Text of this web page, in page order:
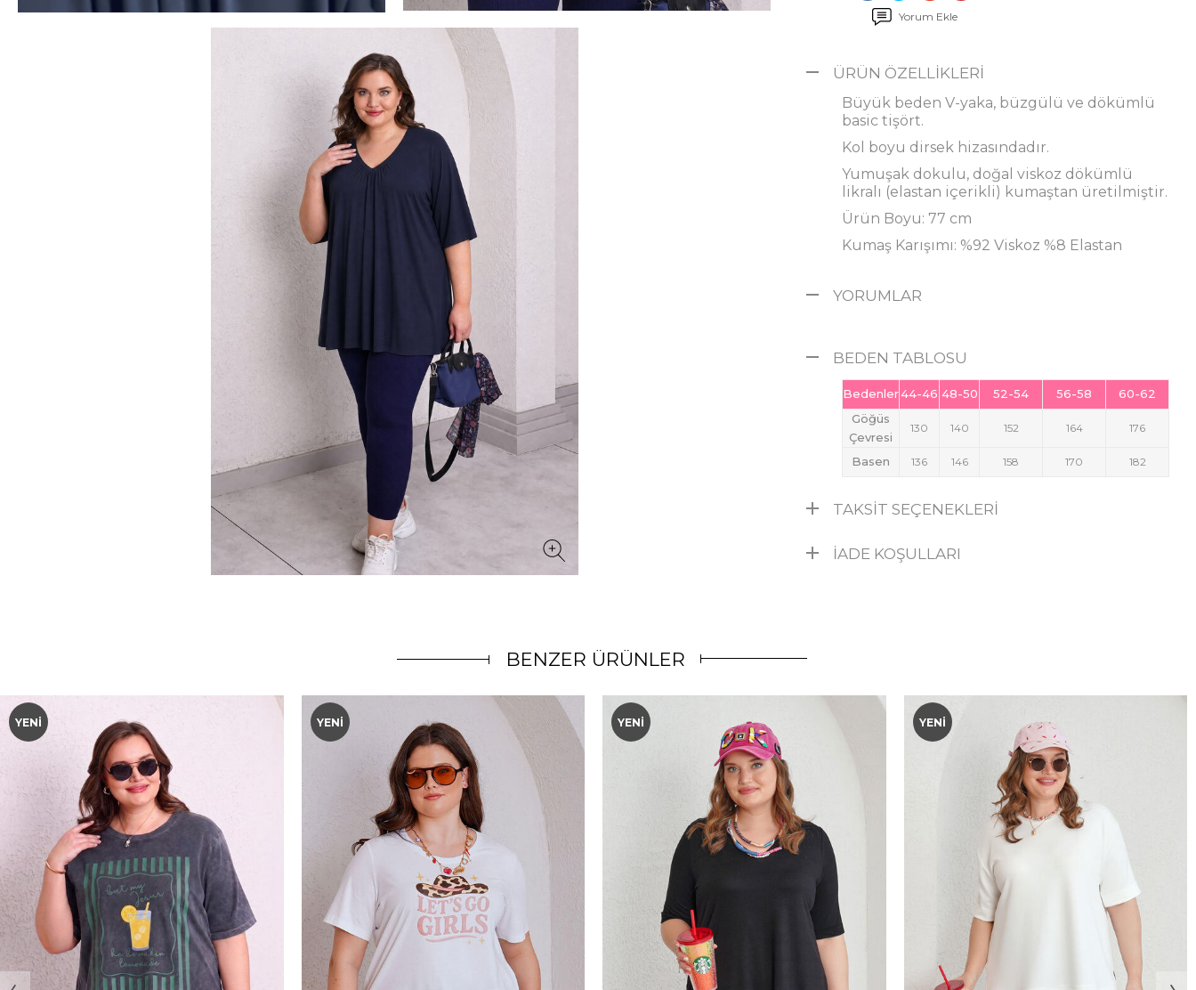
Yorum Ekle
ÜRÜN ÖZELLIKLERI
Büyük beden V-yaka, büzgülü ve dökümlü
basic tişört.
Kol boyu dirsek hizasındadır.
Yumuşak dokulu, doğal viskoz dökümlü
likralı (elastan içerikli) kumaştan üretilmiştir.
Ürün Boyu: 77 cm
Kumaş Karışımı: %92 Viskoz %8 Elastan
YORUMLAR
BEDEN TABLOSU
Bedenler44-46 48-50 52-54 56-58
60-62
Göğüs
Çevresi
130 140 152 164 176
Basen 136 146 158 170 182
TAKSIT SEÇENEKLERI
İADE KOŞULLARI
BENZER ÜRÜNLER
YENI YENI YENI YENI